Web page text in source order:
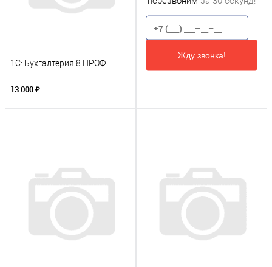
1С: Бухгалтерия 8 ПРОФ
13 000 ₽
Жду звонка!